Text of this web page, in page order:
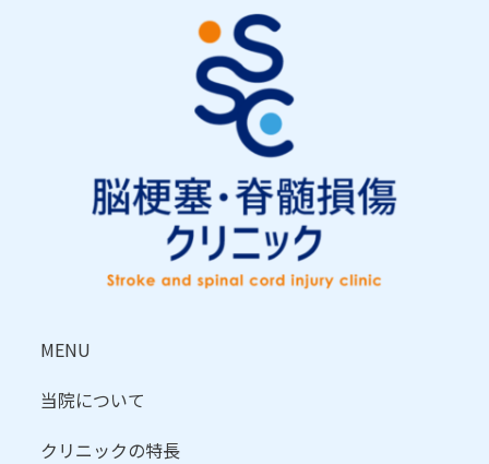
MENU
当院について
クリニックの特長